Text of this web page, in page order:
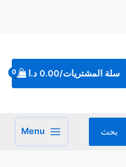
سلة المشتريات/0.00 د.ا
بحث Menu